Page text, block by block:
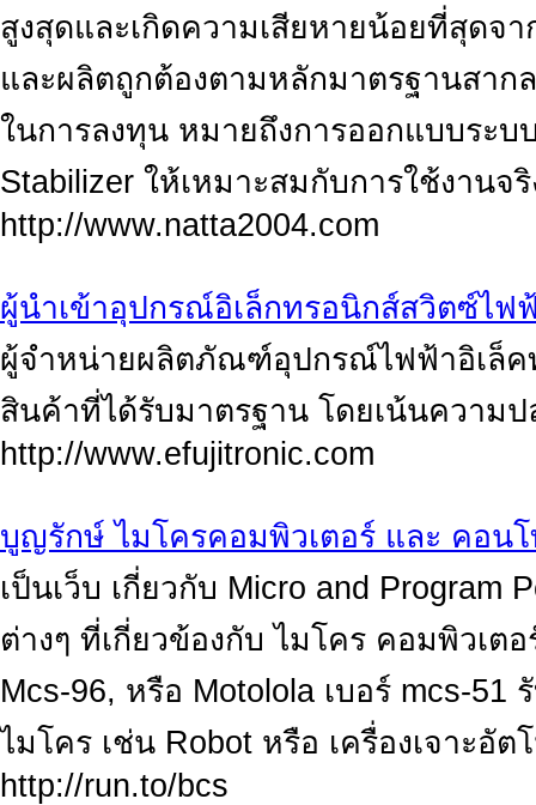
สูงสุดและเกิดความเสียหายน้อยที่สุดจ
และผลิตถูกต้องตามหลักมาตรฐานสาก
ในการลงทุน หมายถึงการออกแบบระบ
Stabilizer ให้เหมาะสมกับการใช้งานจริ
http://www.natta2004.com
ผู้นำเข้าอุปกรณ์อิเล็กทรอนิกส์สวิตซ์ไฟ
ผู้จำหน่ายผลิตภัณฑ์อุปกรณ์ไฟฟ้าอิเล็ค
สินค้าที่ได้รับมาตรฐาน โดยเน้นความ
http://www.efujitronic.com
บูญรักษ์ ไมโครคอมพิวเตอร์ และ คอนโ
เป็นเว็บ เกี่ยวกับ Micro and Program
ต่างๆ ที่เกี่ยวข้องกับ ไมโคร คอมพิวเต
Mcs-96, หรือ Motolola เบอร์ mcs-
ไมโคร เช่น Robot หรือ เครื่องเจาะอั
http://run.to/bcs